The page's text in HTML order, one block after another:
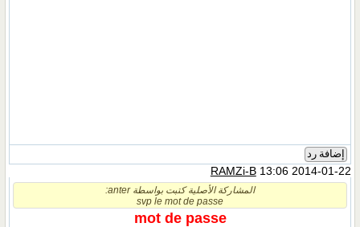
إضافة رد
RAMZi-B13:06 2014-01-22
المشاركة الأصلية كتبت بواسطة anter:
svp le mot de passe
mot de passe